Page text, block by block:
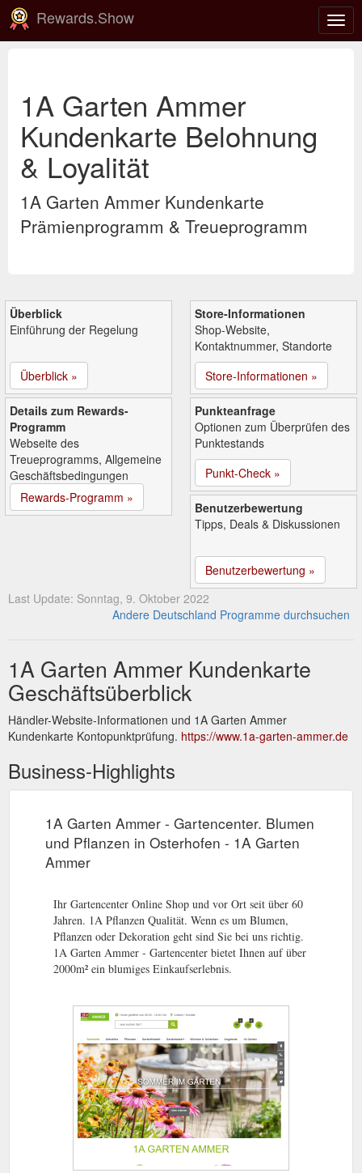
ein-/
Rewards.Show
1A Garten Ammer
Kundenkarte Belohnung
& Loyalität
1A Garten Ammer Kundenkarte
Prämienprogramm & Treueprogramm
Überblick
Einführung der Regelung
Überblick »
Store-Informationen
Shop-Website,
Kontaktnummer, Standorte
Store-Informationen »
Details zum Rewards-
Programm
Webseite des
Treueprogramms, Allgemeine
Geschäftsbedingungen
Rewards-Programm »
Punkteanfrage
Optionen zum Überprüfen des
Punktestands
Punkt-Check »
Benutzerbewertung
Tipps, Deals & Diskussionen
Benutzerbewertung »
Last Update: Sonntag, 9. Oktober 2022
Andere Deutschland Programme durchsuchen
1A Garten Ammer Kundenkarte
Geschäftsüberblick
Händler-Website-Informationen und 1A Garten Ammer
Kundenkarte Kontopunktprüfung. https://www.1a-garten-ammer.de
Business-Highlights
1A Garten Ammer - Gartencenter. Blumen
und Pflanzen in Osterhofen - 1A Garten
Ammer
Ihr Gartencenter Online Shop und vor Ort seit über 60
Jahren. 1A Pflanzen Qualität. Wenn es um Blumen,
Pflanzen oder Dekoration geht sind Sie bei uns richtig.
1A Garten Ammer - Gartencenter bietet Ihnen auf über
2000m² ein blumiges Einkaufserlebnis.